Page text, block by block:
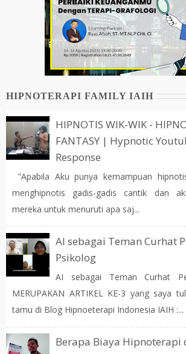
HIPNOTERAPI FAMILY IAIH
HIPNOTIS WIK-WIK -
FANTASY | Hypnotic
Response
"Apabila Aku punya kemampuan
menghipnotis gadis-gadis cantik dan
mereka untuk menuruti apa saj...
AI sebagai Teman Curhat
Psikolog
AI sebagai Teman Curhat
MERUPAKAN ARTIKEL KE-3 yang saya
tamu di Blog Hipnoeterapi Indonesia IAIH :...
Berapa Biaya Hipnoterapi